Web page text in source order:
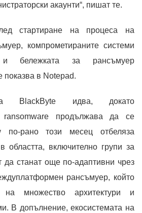
акаунти“, пишат те.
стартиране на процеса на
компрометираните системи
и бележката за рансъмуер
показва в Notepad.
BlackByte идва, докато
ransomware продължава да се
по-рано този месец отбеляза
областта, включително групи за
да станат още по-адаптивни чрез
рансъмуер, който
множество архитектури и
В допълнение, екосистемата на